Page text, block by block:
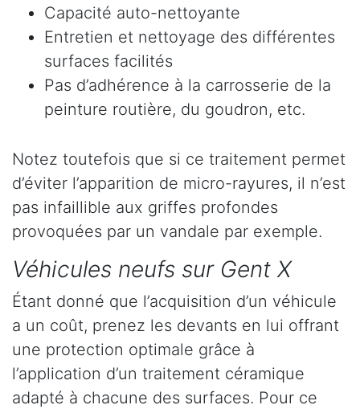
Capacité auto-nettoyante
Entretien et nettoyage des différentes
surfaces facilités
Pas d’adhérence à la carrosserie de la
peinture routière, du goudron, etc.
Notez toutefois que si ce traitement permet
d’éviter l’apparition de micro-rayures, il n’est
pas infaillible aux griffes profondes
provoquées par un vandale par exemple.
Véhicules neufs sur Gent X
Étant donné que l’acquisition d’un véhicule
a un coût, prenez les devants en lui offrant
une protection optimale grâce à
l’application d’un traitement céramique
adapté à chacune des surfaces. Pour ce